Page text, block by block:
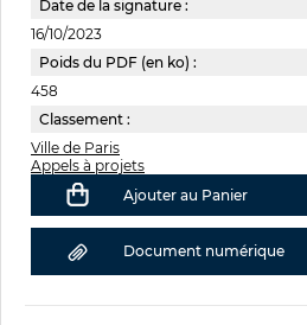
Date de la signature :
16/10/2023
Poids du PDF (en ko) :
458
Classement :
Ville de Paris
Appels à projets
Ajouter au Panier
Document numérique